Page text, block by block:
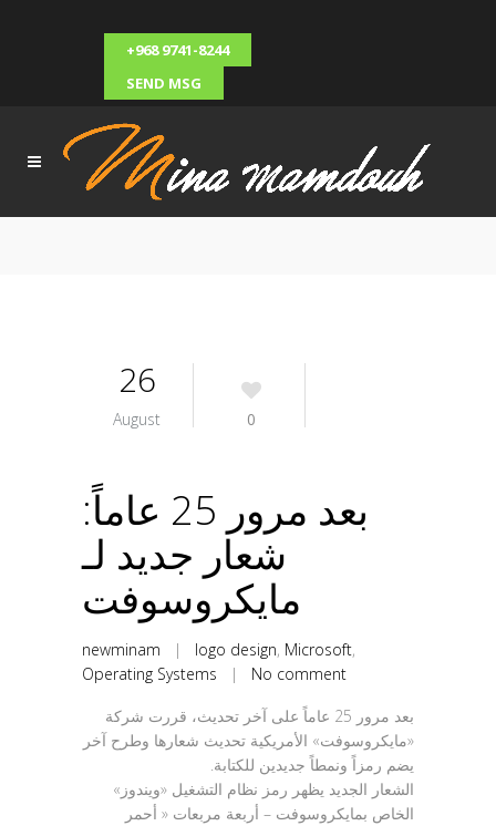
+968 9741-8244
SEND MSG
26
August 0
بعد مرور 25 عاماً:
شعار جديد لـ
مايكروسوفت
newminam | logo design, Microsoft,
Operating Systems | No comment
بعد مرور 25 عاماً على آخر تحديث، قررت شركة
«مايكروسوفت» الأمريكية تحديث شعارها وطرح آخر
يضم رمزاً ونمطاً جديدين للكتابة.
الشعار الجديد يظهر رمز نظام التشغيل «ويندوز»
الخاص بمايكروسوفت – أربعة مربعات « أحمر